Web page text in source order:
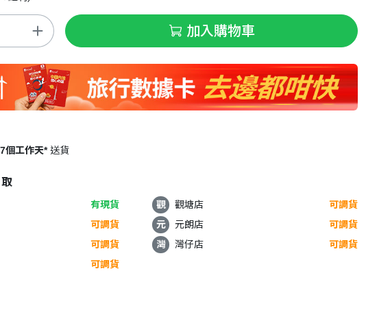
加入購物車
7個工作天* 送貨
有現貨 觀 觀塘店
可調貨
可調貨 元 元朗店
可調貨
可調貨 灣 灣仔店
可調貨
可調貨